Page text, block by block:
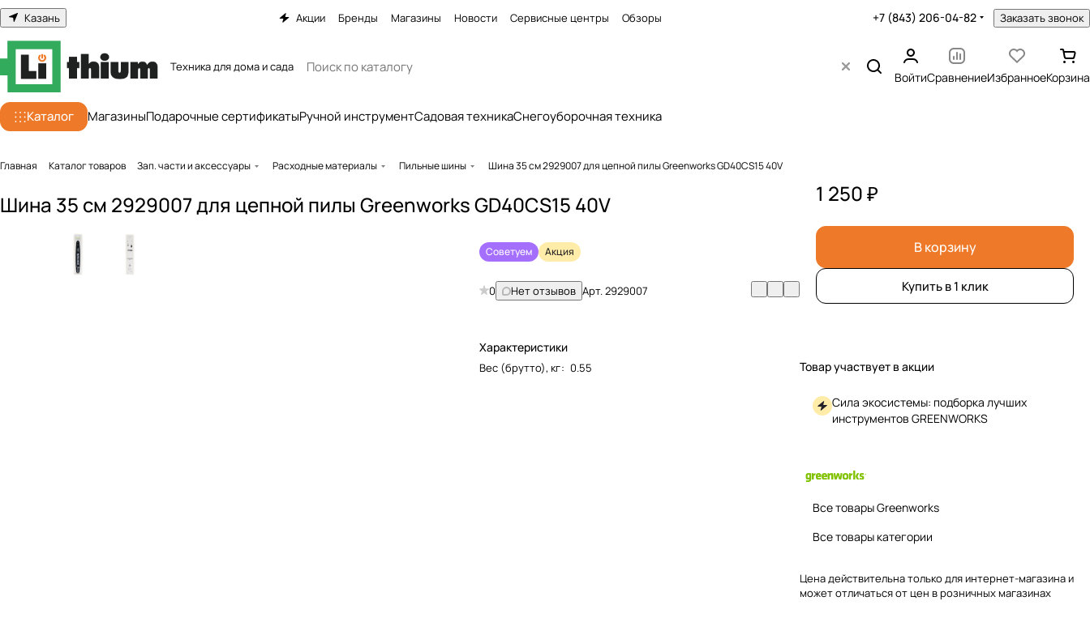
Казань Акции Бренды Магазины Новости Сервисные центры Обзоры +7 (843) 206-04-82 Заказать звонок
Техника для дома и сада
ВойтиСравнениеИзбранноеКорзина
Каталог МагазиныПодарочные сертификатыРучной инструментСадовая техникаСнегоуборочная техника
Главная Каталог товаров Зап. части и аксессуары Расходные материалы Пильные шины Шина 35 см 2929007 для цепной пилы Greenworks GD40CS15 40V
Шина 35 см 2929007 для цепной пилы Greenworks GD40CS15 40V
Советуем Акция
0 Нет отзывов Арт.2929007
Характеристики
Вес (брутто), кг: 0.55
1 250 ₽
В корзину
Купить в 1 клик
Товар участвует в акции
Сила экосистемы: подборка лучших
инструментов GREENWORKS
Все товары Greenworks
Все товары категории
Цена действительна только для интернет-магазина и
может отличаться от цен в розничных магазинах